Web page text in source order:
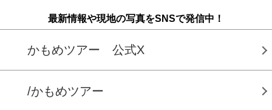
最新情報や現地の写真をSNSで発信中！
かもめツアー 公式X
/かもめツアー